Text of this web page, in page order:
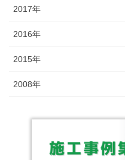
2017年
2016年
2015年
2008年